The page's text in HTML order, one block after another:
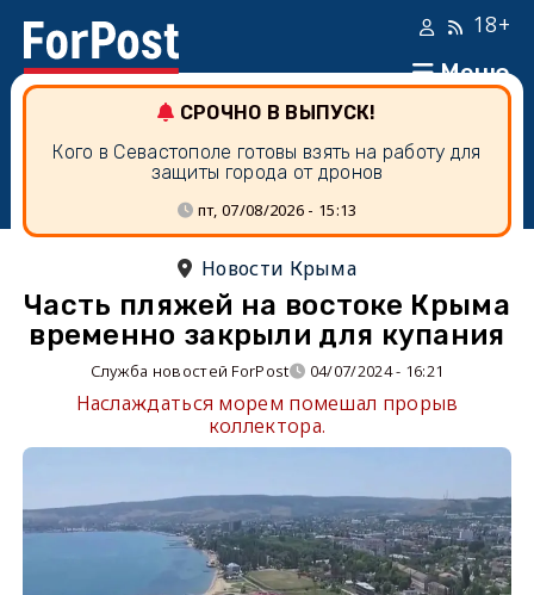
Меню
18+
СРОЧНО В ВЫПУСК!
Кого в Севастополе готовы взять на работу для
защиты города от дронов
пт, 07/08/2026 - 15:13
Новости Крыма
Часть пляжей на востоке Крыма
временно закрыли для купания
Служба новостей ForPost 04/07/2024 - 16:21
Наслаждаться морем помешал прорыв
коллектора.